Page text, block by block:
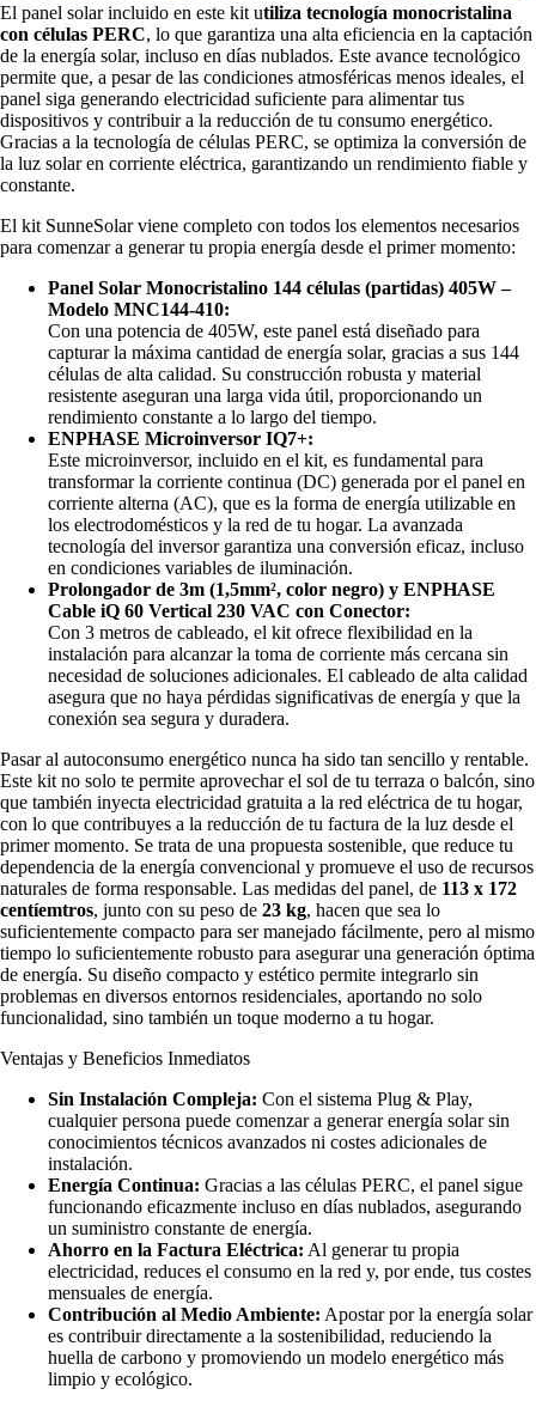
El panel solar incluido en este kit utiliza tecnología monocristalina
con células PERC, lo que garantiza una alta eficiencia en la captación
de la energía solar, incluso en días nublados. Este avance tecnológico
permite que, a pesar de las condiciones atmosféricas menos ideales, el
panel siga generando electricidad suficiente para alimentar tus
dispositivos y contribuir a la reducción de tu consumo energético.
Gracias a la tecnología de células PERC, se optimiza la conversión de
la luz solar en corriente eléctrica, garantizando un rendimiento fiable y
constante.
El kit SunneSolar viene completo con todos los elementos necesarios
para comenzar a generar tu propia energía desde el primer momento:
Panel Solar Monocristalino 144 células (partidas) 405W –
Modelo MNC144-410:
Con una potencia de 405W, este panel está diseñado para
capturar la máxima cantidad de energía solar, gracias a sus 144
células de alta calidad. Su construcción robusta y material
resistente aseguran una larga vida útil, proporcionando un
rendimiento constante a lo largo del tiempo.
ENPHASE Microinversor IQ7+:
Este microinversor, incluido en el kit, es fundamental para
transformar la corriente continua (DC) generada por el panel en
corriente alterna (AC), que es la forma de energía utilizable en
los electrodomésticos y la red de tu hogar. La avanzada
tecnología del inversor garantiza una conversión eficaz, incluso
en condiciones variables de iluminación.
Prolongador de 3m (1,5mm², color negro) y ENPHASE
Cable iQ 60 Vertical 230 VAC con Conector:
Con 3 metros de cableado, el kit ofrece flexibilidad en la
instalación para alcanzar la toma de corriente más cercana sin
necesidad de soluciones adicionales. El cableado de alta calidad
asegura que no haya pérdidas significativas de energía y que la
conexión sea segura y duradera.
Pasar al autoconsumo energético nunca ha sido tan sencillo y rentable.
Este kit no solo te permite aprovechar el sol de tu terraza o balcón, sino
que también inyecta electricidad gratuita a la red eléctrica de tu hogar,
con lo que contribuyes a la reducción de tu factura de la luz desde el
primer momento. Se trata de una propuesta sostenible, que reduce tu
dependencia de la energía convencional y promueve el uso de recursos
naturales de forma responsable. Las medidas del panel, de 113 x 172
centíemtros, junto con su peso de 23 kg, hacen que sea lo
suficientemente compacto para ser manejado fácilmente, pero al mismo
tiempo lo suficientemente robusto para asegurar una generación óptima
de energía. Su diseño compacto y estético permite integrarlo sin
problemas en diversos entornos residenciales, aportando no solo
funcionalidad, sino también un toque moderno a tu hogar.
Ventajas y Beneficios Inmediatos
Sin Instalación Compleja: Con el sistema Plug & Play,
cualquier persona puede comenzar a generar energía solar sin
conocimientos técnicos avanzados ni costes adicionales de
instalación.
Energía Continua: Gracias a las células PERC, el panel sigue
funcionando eficazmente incluso en días nublados, asegurando
un suministro constante de energía.
Ahorro en la Factura Eléctrica: Al generar tu propia
electricidad, reduces el consumo en la red y, por ende, tus costes
mensuales de energía.
Contribución al Medio Ambiente: Apostar por la energía solar
es contribuir directamente a la sostenibilidad, reduciendo la
huella de carbono y promoviendo un modelo energético más
limpio y ecológico.